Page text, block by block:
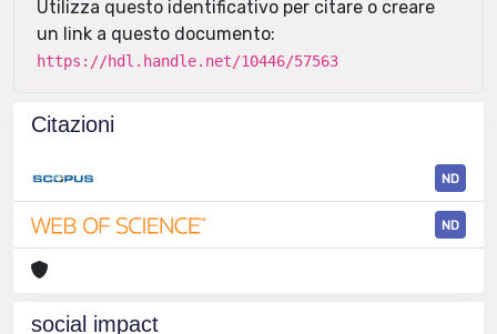
Utilizza questo identificativo per citare o creare
un link a questo documento:
https://hdl.handle.net/10446/57563
Citazioni
ND
ND
social impact